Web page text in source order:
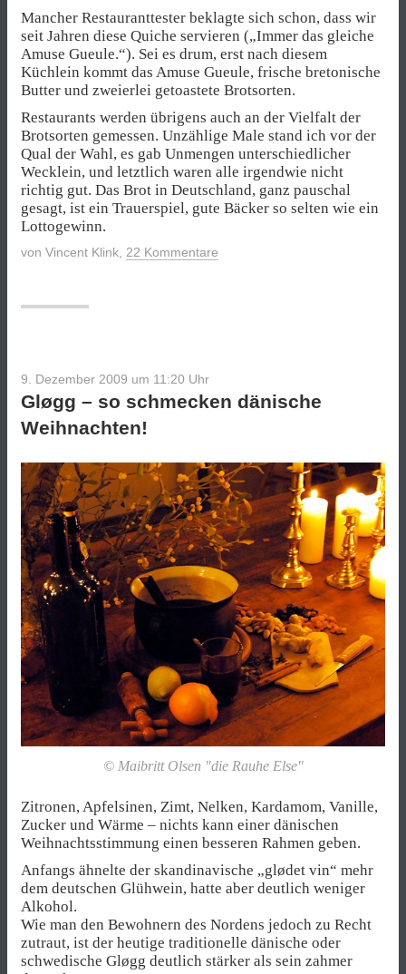
Mancher Restauranttester beklagte sich schon, dass wir
seit Jahren diese Quiche servieren („Immer das gleiche
Amuse Gueule.“). Sei es drum, erst nach diesem
Küchlein kommt das Amuse Gueule, frische bretonische
Butter und zweierlei getoastete Brotsorten.
Restaurants werden übrigens auch an der Vielfalt der
Brotsorten gemessen. Unzählige Male stand ich vor der
Qual der Wahl, es gab Unmengen unterschiedlicher
Wecklein, und letztlich waren alle irgendwie nicht
richtig gut. Das Brot in Deutschland, ganz pauschal
gesagt, ist ein Trauerspiel, gute Bäcker so selten wie ein
Lottogewinn.
von Vincent Klink 22 Kommentare
9. Dezember 2009 um 11:20 Uhr
Gløgg – so schmecken dänische
Weihnachten!
© Maibritt Olsen "die Rauhe Else"
Zitronen, Apfelsinen, Zimt, Nelken, Kardamom, Vanille,
Zucker und Wärme – nichts kann einer dänischen
Weihnachtsstimmung einen besseren Rahmen geben.
Anfangs ähnelte der skandinavische „glødet vin“ mehr
dem deutschen Glühwein, hatte aber deutlich weniger
Alkohol.
Wie man den Bewohnern des Nordens jedoch zu Recht
zutraut, ist der heutige traditionelle dänische oder
schwedische Gløgg deutlich stärker als sein zahmer